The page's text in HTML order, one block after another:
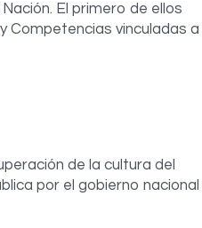
El primero de ellos
Competencias vinculadas a
de la cultura del
por el gobierno nacional